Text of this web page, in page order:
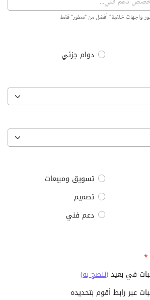
واجهات خلفية" أفضل من "مطور" فقط
دوام جزئي
تسويق ومبيعات
تصميم
دعم فني
*
في بعيد(ننصح به)
عبر رابط أقوم بتحديده